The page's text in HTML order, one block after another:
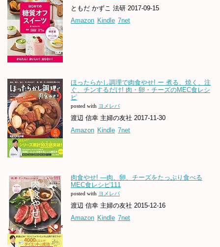
ともだ かずこ 法研 2017-09-15
Amazon Kindle 7net
ほったらかし調理で肉食やせ! ー 煮る、焼く、注
ぐ、チンするだけ! 肉・卵・チーズのMEC食レシ
ピ
posted with ヨメレバ
渡辺 信幸 主婦の友社 2017-11-30
Amazon Kindle 7net
肉食やせ! ―肉、卵、チーズをたっぷり食べる
MEC食レシピ111
posted with ヨメレバ
渡辺 信幸 主婦の友社 2015-12-16
Amazon Kindle 7net